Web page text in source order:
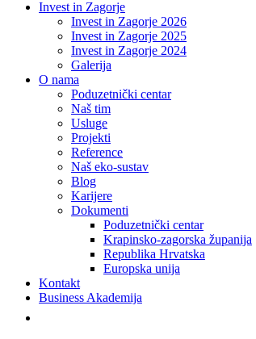
Invest in Zagorje
Invest in Zagorje 2026
Invest in Zagorje 2025
Invest in Zagorje 2024
Galerija
O nama
Poduzetnički centar
Naš tim
Usluge
Projekti
Reference
Naš eko-sustav
Blog
Karijere
Dokumenti
Poduzetnički centar
Krapinsko-zagorska županija
Republika Hrvatska
Europska unija
Kontakt
Business Akademija